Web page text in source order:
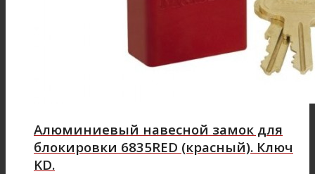
Алюминиевый навесной замок для
блокировки 6835RED (красный). Ключ
KD.